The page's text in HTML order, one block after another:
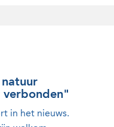
verbonden"
in het nieuws.